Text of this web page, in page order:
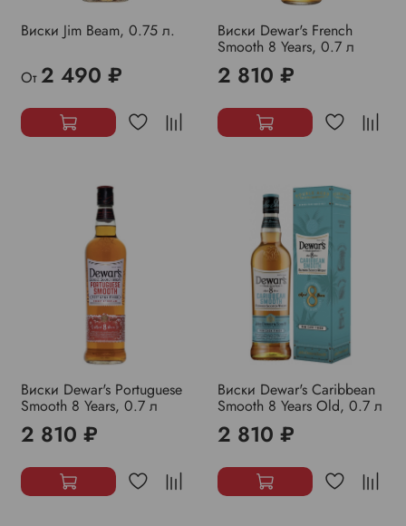
Виски Jim Beam, 0.75 л.
От 2 490 ₽
Виски Dewar's French
Smooth 8 Years, 0.7 л
2 810 ₽
Виски Dewar's Portuguese
Smooth 8 Years, 0.7 л
2 810 ₽
Виски Dewar's Caribbean
Smooth 8 Years Old, 0.7 л
2 810 ₽